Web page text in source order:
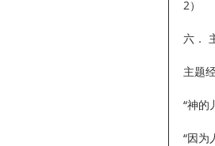
2）
六．
主题
“神的
“因为